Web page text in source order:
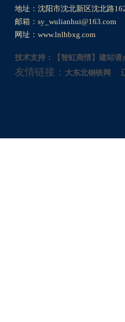
地址：沈阳市沈北新区沈北路
邮箱：sy_wulianhui@163.com
网址：www.lnlhbxg.com
技术支持：【智虹商情】建站请
友情链接： 大东北钢铁网